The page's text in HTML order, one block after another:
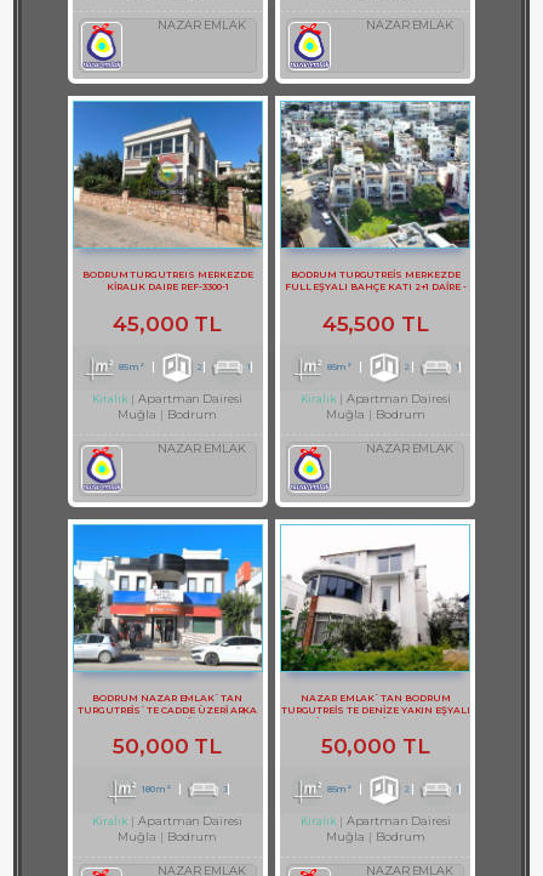
NAZAR EMLAK NAZAR EMLAK
BODRUM TURGUTREIS MERKEZDE
KİRALIK DAIRE REF-3300-1
45,000 TL
85m² 2 1
Kiralık
Apartman Dairesi
Muğla
Bodrum
NAZAR EMLAK
BODRUM TURGUTREİS MERKEZDE
FULL EŞYALI BAHÇE KATI 2+1 DAİRE -
45,500 TL
85m² 2 1
Kiralık
Apartman Dairesi
Muğla
Bodrum
NAZAR EMLAK
BODRUM NAZAR EMLAK`TAN
TURGUTREİS`TE CADDE ÜZERİ ARKA
50,000 TL
180m² 3
Kiralık
Apartman Dairesi
Muğla
Bodrum
NAZAR EMLAK
NAZAR EMLAK`TAN BODRUM
TURGUTREİS TE DENİZE YAKIN EŞYALI
50,000 TL
85m² 2 1
Kiralık
Apartman Dairesi
Muğla
Bodrum
NAZAR EMLAK